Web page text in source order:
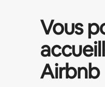
Vous
Airbnb